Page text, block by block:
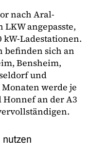
nach Aral-
LKW angepasste,
kW-Ladestationen.
befinden sich an
Bensheim,
und
werde je
an der A3